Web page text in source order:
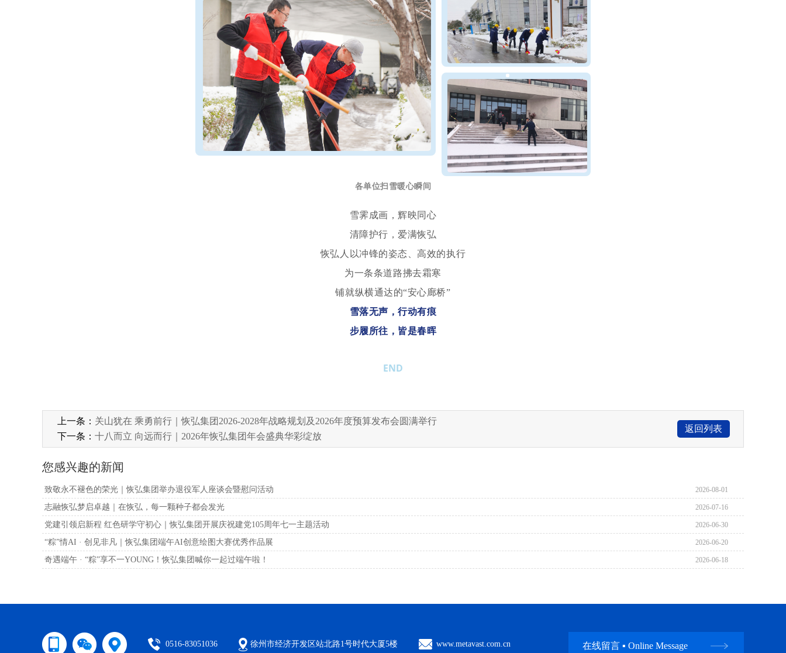
各单位扫雪暖心瞬间
雪霁成画，辉映同 心
清障护行，爱满恢弘
恢弘人以冲锋的姿态、高效的执行
为一条条道路拂去霜寒
铺就纵横通达的“安心廊桥”
雪落无声，行动有痕
步履所往，皆是春晖
END
上一条： 关山犹在 乘勇前行｜恢弘集团2026-2028年战略规划及2026年度预算发布会圆满举行
下一条： 十八而立 向远而行｜2026年恢弘集团年会盛典华彩绽放
返回列表
您感兴趣的新闻
致敬永不褪色的荣光｜恢弘集团举办退役军人座谈会暨慰问活动 2026-08-01
志融恢弘梦启卓越｜在恢弘，每一颗种子都会发光 2026-07-16
党建引领启新程 红色研学守初心｜恢弘集团开展庆祝建党105周年七一主题活动 2026-06-30
“粽”情AI · 创见非凡｜恢弘集团端午AI创意绘图大赛优秀作品展 2026-06-20
奇遇端午 · “粽”享不一YOUNG！恢弘集团喊你一起过端午啦！ 2026-06-18
0516-83051036 徐州市经济开发区站北路1号时代大厦5楼 www.metavast.com.cn 在线留言 ▪ Online Message